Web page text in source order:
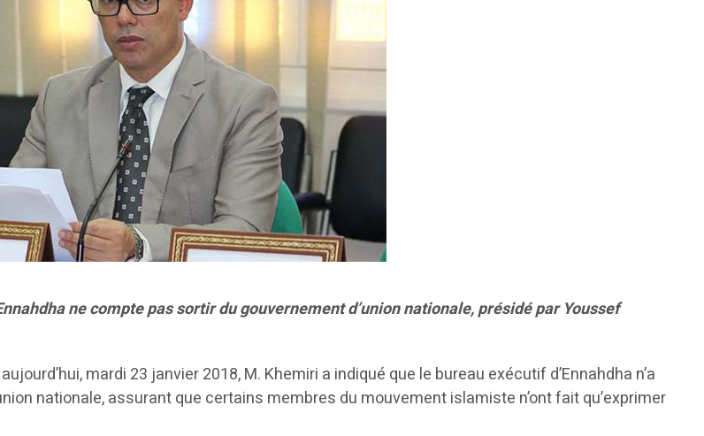
ne compte pas sortir du gouvernement d’union nationale, présidé par Youssef
mardi 23 janvier 2018, M. Khemiri a indiqué que le bureau exécutif d’Ennahdha n’a
nationale, assurant que certains membres du mouvement islamiste n’ont fait qu’exprimer